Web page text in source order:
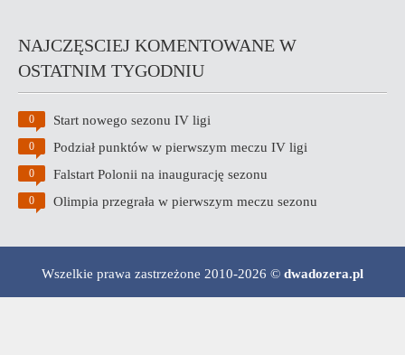
NAJCZĘSCIEJ KOMENTOWANE W
OSTATNIM TYGODNIU
0 Start nowego sezonu IV ligi
0 Podział punktów w pierwszym meczu IV ligi
0 Falstart Polonii na inaugurację sezonu
0 Olimpia przegrała w pierwszym meczu sezonu
Wszelkie prawa zastrzeżone 2010-2026 © dwadozera.pl